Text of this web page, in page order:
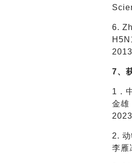
6.
7、
1．
金雄
2023
2.
李雁